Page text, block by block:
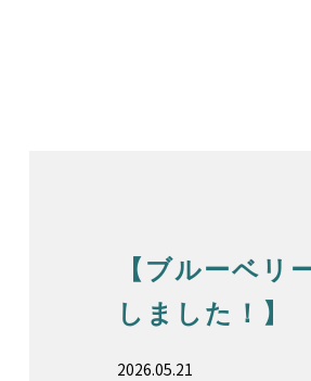
【ブルーベ
しました！】
2026.05.21